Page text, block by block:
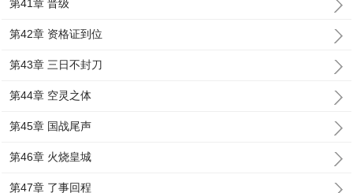
第41章 晋级
第42章 资格证到位
第43章 三日不封刀
第44章 空灵之体
第45章 国战尾声
第46章 火烧皇城
第47章 了事回程